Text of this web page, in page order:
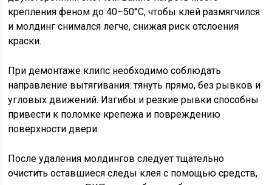
крепления феном до 40–50°C, чтобы клей размягчился
и молдинг снимался легче, снижая риск отслоения
краски.
При демонтаже клипс необходимо соблюдать
направление вытягивания: тянуть прямо, без рывков и
угловых движений. Изгибы и резкие рывки способны
привести к поломке крепежа и повреждению
поверхности двери.
После удаления молдингов следует тщательно
очистить оставшиеся следы клея с помощью средств,